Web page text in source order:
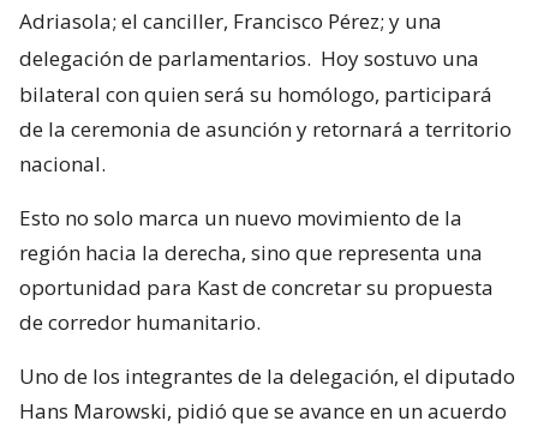
Adriasola; el canciller, Francisco Pérez; y una
delegación de parlamentarios. Hoy sostuvo una
bilateral con quien será su homólogo, participará
de la ceremonia de asunción y retornará a territorio
nacional.
Esto no solo marca un nuevo movimiento de la
región hacia la derecha, sino que representa una
oportunidad para Kast de concretar su propuesta
de corredor humanitario.
Uno de los integrantes de la delegación, el diputado
Hans Marowski, pidió que se avance en un acuerdo